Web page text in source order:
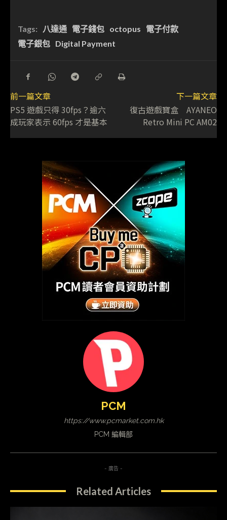
Tags: 八達通 電子錢包 octopus
電子付款
電子銀包 Digital Payment
前一篇文章
PS5 遊戲只得 30fps？逾六
成玩家表示 60fps 才是基本
下一篇文章
復古遊戲寶盒 AYANEO
Retro Mini PC AM02
PCM
https://www.pcmarket.com.hk
PCM 編輯部
- 廣告 -
Related Articles